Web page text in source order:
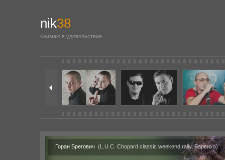
nik38
снимаю в удовольствие
Горан Брегович (L.U.C. Chopard classic weekend rally, Барвиха)